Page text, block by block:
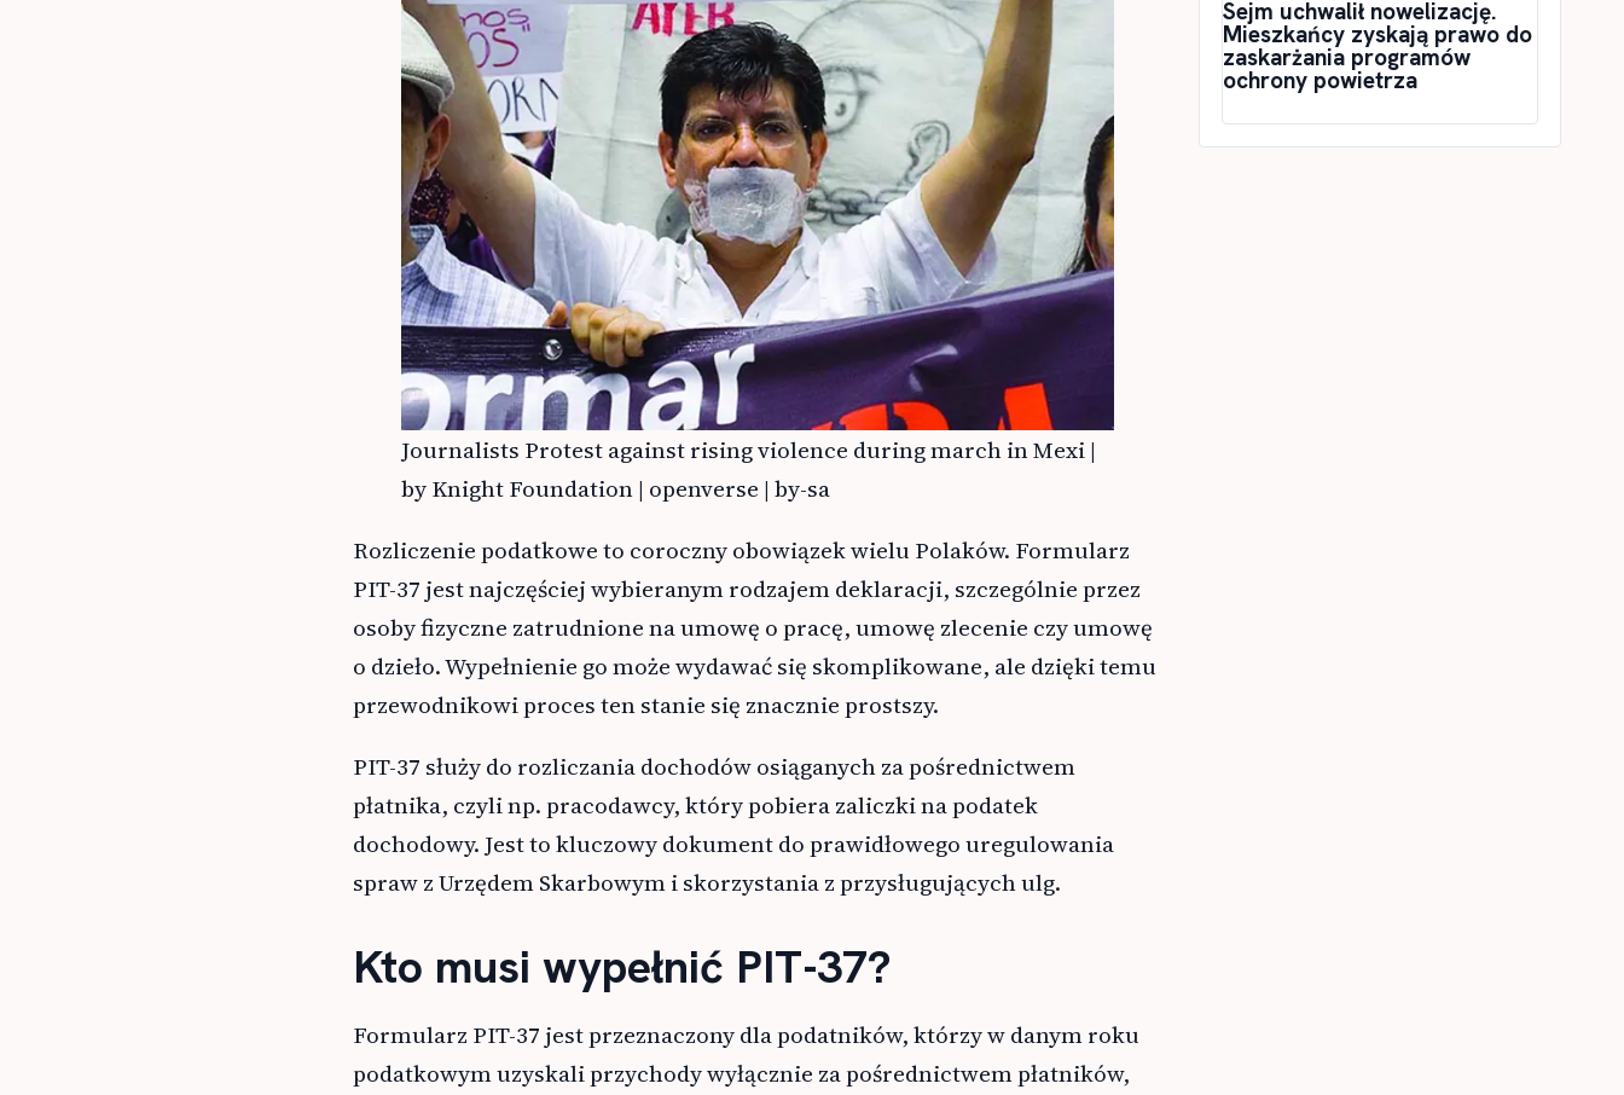
Journalists Protest against rising violence during march in Mexi |
by Knight Foundation | openverse | by-sa
Rozliczenie podatkowe to coroczny obowiązek wielu Polaków. Formularz
PIT-37 jest najczęściej wybieranym rodzajem deklaracji, szczególnie przez
osoby fizyczne zatrudnione na umowę o pracę, umowę zlecenie czy umowę
o dzieło. Wypełnienie go może wydawać się skomplikowane, ale dzięki temu
przewodnikowi proces ten stanie się znacznie prostszy.
PIT-37 służy do rozliczania dochodów osiąganych za pośrednictwem
płatnika, czyli np. pracodawcy, który pobiera zaliczki na podatek
dochodowy. Jest to kluczowy dokument do prawidłowego uregulowania
spraw z Urzędem Skarbowym i skorzystania z przysługujących ulg.
Kto musi wypełnić PIT-37?
Formularz PIT-37 jest przeznaczony dla podatników, którzy w danym roku
podatkowym uzyskali przychody wyłącznie za pośrednictwem płatników,
Sejm uchwalił nowelizację.
Mieszkańcy zyskają prawo do
zaskarżania programów
ochrony powietrza